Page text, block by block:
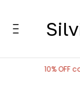
cash in store